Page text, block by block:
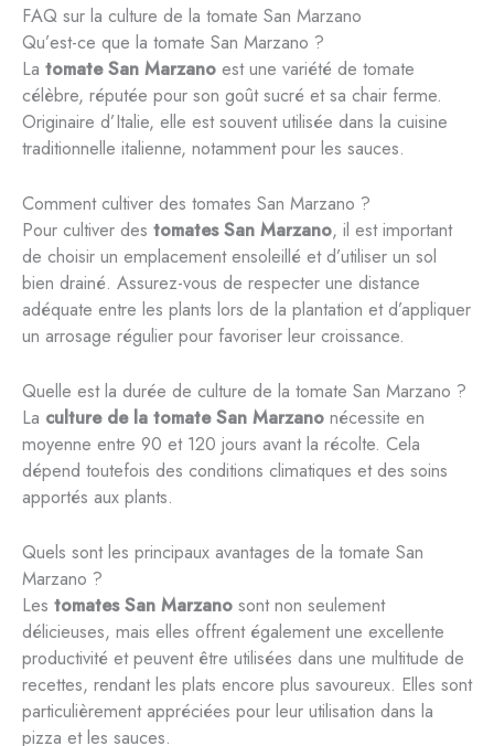
FAQ sur la culture de la tomate San Marzano
Qu’est-ce que la tomate San Marzano ?
La tomate San Marzano est une variété de tomate
célèbre, réputée pour son goût sucré et sa chair ferme.
Originaire d’Italie, elle est souvent utilisée dans la cuisine
traditionnelle italienne, notamment pour les sauces.
Comment cultiver des tomates San Marzano ?
Pour cultiver des tomates San Marzano, il est important
de choisir un emplacement ensoleillé et d’utiliser un sol
bien drainé. Assurez-vous de respecter une distance
adéquate entre les plants lors de la plantation et d’appliquer
un arrosage régulier pour favoriser leur croissance.
Quelle est la durée de culture de la tomate San Marzano ?
La culture de la tomate San Marzano nécessite en
moyenne entre 90 et 120 jours avant la récolte. Cela
dépend toutefois des conditions climatiques et des soins
apportés aux plants.
Quels sont les principaux avantages de la tomate San
Marzano ?
Les tomates San Marzano sont non seulement
délicieuses, mais elles offrent également une excellente
productivité et peuvent être utilisées dans une multitude de
recettes, rendant les plats encore plus savoureux. Elles sont
particulièrement appréciées pour leur utilisation dans la
pizza et les sauces.